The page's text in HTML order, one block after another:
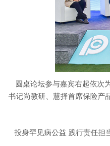
圆桌论坛参与嘉宾右起依次
书记尚教研、慧择首席保险产
投身罕见病公益 践行责任担